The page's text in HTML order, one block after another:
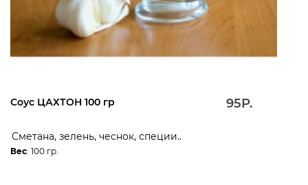
Соус ЦАХТОН 100 гр 95Р.
Сметана, зелень, чеснок, специи..
Вес: 100 гр.